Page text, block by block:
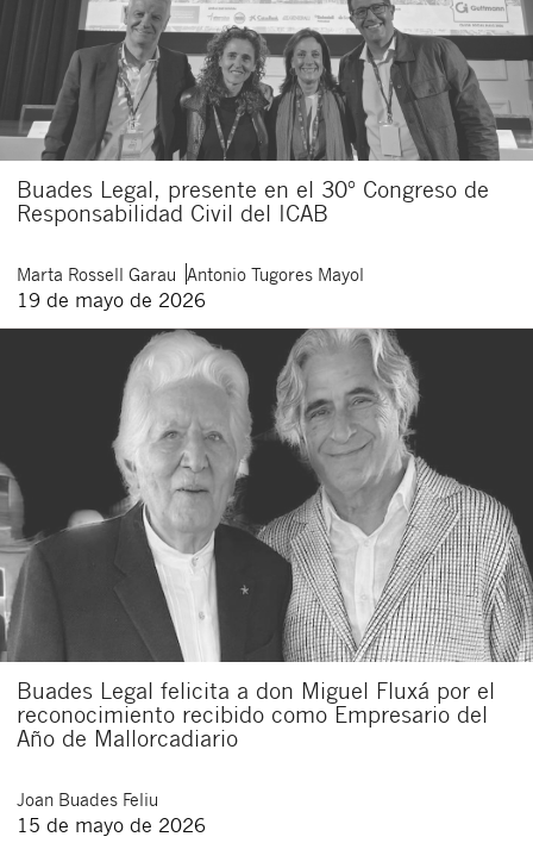
Buades Legal, presente en el 30º Congreso de
Responsabilidad Civil del ICAB
Marta Rossell Garau Antonio Tugores Mayol
19 de mayo de 2026
Buades Legal felicita a don Miguel Fluxá por el
reconocimiento recibido como Empresario del
Año de Mallorcadiario
Joan Buades Feliu
15 de mayo de 2026